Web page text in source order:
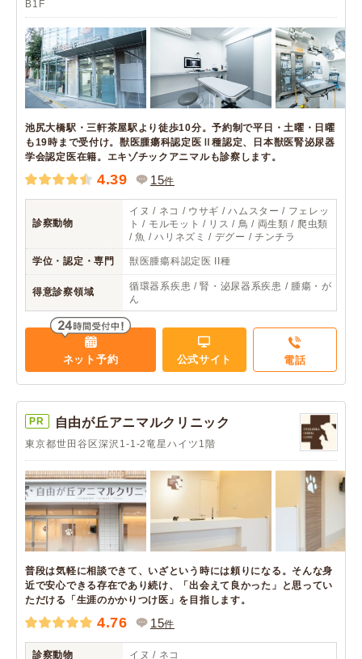
B1F
池尻大橋駅・三軒茶屋駅より徒歩10分。予約制で平日・土曜・日曜
も19時まで受付け。獣医腫瘍科認定医Ⅱ種認定、日本獣医腎泌尿器
学会認定医在籍。エキゾチックアニマルも診察します。
4.39 15件
診察動物
イヌ / ネコ / ウサギ / ハムスター / フェレッ
ト / モルモット / リス / 鳥 / 両生類 / 爬虫類
/ 魚 / ハリネズミ / デグー / チンチラ
学位・認定・専門 獣医腫瘍科認定医 II種
得意診察領域
循環器系疾患 / 腎・泌尿器系疾患 / 腫瘍・が
ん
ネット予約 公式サイト 電話
PR 自由が丘アニマルクリニック
東京都世田谷区深沢1-1-2竜星ハイツ1階
普段は気軽に相談できて、いざという時には頼りになる。そんな身
近で安心できる存在であり続け、「出会えて良かった」と思ってい
ただける「生涯のかかりつけ医」を目指します。
4.76 15件
診察動物 イヌ / ネコ